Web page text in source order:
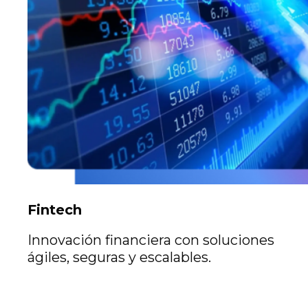
Fintech
Innovación financiera con soluciones
ágiles, seguras y escalables.